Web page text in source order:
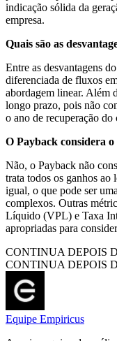
indicação sólida da
empresa.
Quais são as
Entre as desvantagens
diferenciada de fluxos
abordagem linear. Além
longo prazo, pois não
o ano de recuperação
O Payback considera
Não, o Payback não
trata todos os ganhos ao
igual, o que pode ser
complexos. Outras
Líquido (VPL) e Taxa
apropriadas para
CONTINUA DEPOIS
CONTINUA DEPOIS
Equipe Empiricus